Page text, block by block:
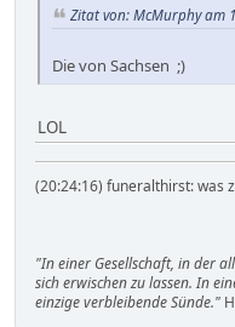
Zitat von: McMurphy am
Die von Sachsen ;)
LOL
(20:24:16) funeralthirst: was
"In einer Gesellschaft, in der
sich erwischen zu lassen. In
einzige verbleibende Sünde."